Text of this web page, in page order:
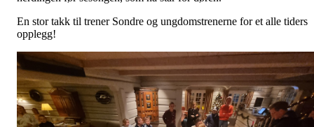
En stor takk til trener Sondre og ungdomstrenerne for et alle tiders
opplegg!